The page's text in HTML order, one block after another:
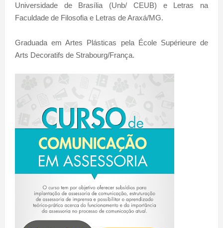
Universidade de Brasília (Unb/ CEUB) e Letras na
Faculdade de Filosofia e Letras de Araxá/MG.
Graduada em Artes Plásticas pela École Supérieure de
Arts Decoratifs de Strabourg/França.